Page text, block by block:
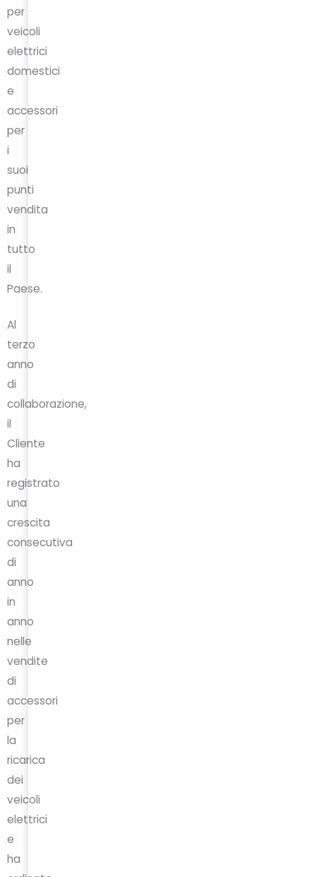
per
veicoli
elettrici
domestici
e
accessori
per
i
suoi
punti
vendita
in
tutto
il
Paese.
Al
terzo
anno
di
collaborazione,
il
Cliente
ha
registrato
una
crescita
consecutiva
di
anno
in
anno
nelle
vendite
di
accessori
per
la
ricarica
dei
veicoli
elettrici
e
ha